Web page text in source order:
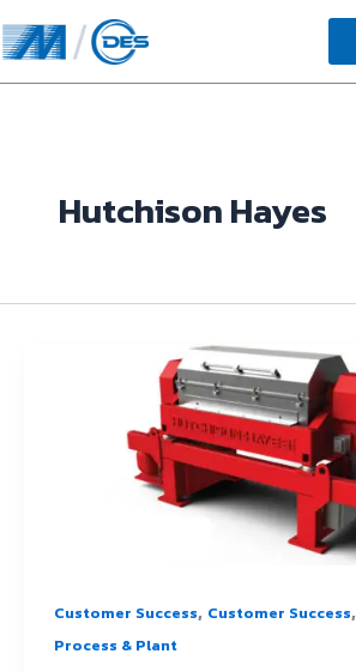
to
content
Hutchison Hayes
Customer Success, Customer Success,
Process & Plant